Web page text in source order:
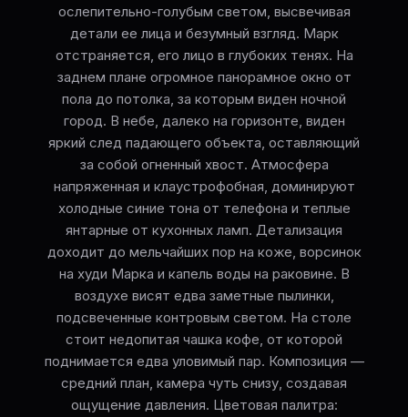
ослепительно-голубым светом, высвечивая
детали ее лица и безумный взгляд. Марк
отстраняется, его лицо в глубоких тенях. На
заднем плане огромное панорамное окно от
пола до потолка, за которым виден ночной
город. В небе, далеко на горизонте, виден
яркий след падающего объекта, оставляющий
за собой огненный хвост. Атмосфера
напряженная и клаустрофобная, доминируют
холодные синие тона от телефона и теплые
янтарные от кухонных ламп. Детализация
доходит до мельчайших пор на коже, ворсинок
на худи Марка и капель воды на раковине. В
воздухе висят едва заметные пылинки,
подсвеченные контровым светом. На столе
стоит недопитая чашка кофе, от которой
поднимается едва уловимый пар. Композиция —
средний план, камера чуть снизу, создавая
ощущение давления. Цветовая палитра: